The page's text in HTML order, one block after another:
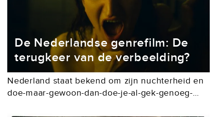
De Nederlandse genrefilm: De
terugkeer van de verbeelding?
Nederland staat bekend om zijn nuchterheid en
doe-maar-gewoon-dan-doe-je-al-gek-genoeg-